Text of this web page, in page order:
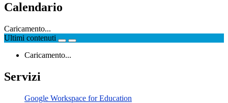
Calendario
Caricamento...
Ultimi contenuti
Caricamento...
Servizi
Google Workspace for Education